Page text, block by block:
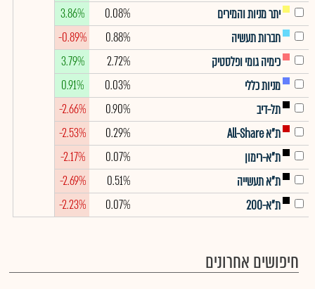
יתר מניות והמירים
0.08%
3.86%
חברות תעשיה
0.88%
-0.89%
כימיה גומי ופלסטיק
2.72%
3.79%
מניות כללי
0.03%
0.91%
תל-דיב
0.90%
-2.66%
ת"א All-Share
0.29%
-2.53%
ת"א-רימון
0.07%
-2.17%
ת"א תעשייה
0.51%
-2.69%
ת"א-200
0.07%
-2.23%
חיפושים אחרונים